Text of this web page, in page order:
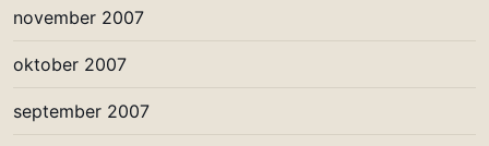
november 2007
oktober 2007
september 2007